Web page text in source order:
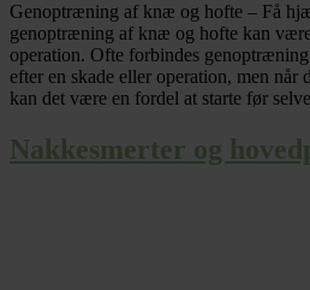
Genoptræning af knæ og hofte – Få
genoptræning af knæ og hofte kan
operation. Ofte forbindes
efter en skade eller operation, men når
kan det være en fordel at starte før
Nakkesmerter og